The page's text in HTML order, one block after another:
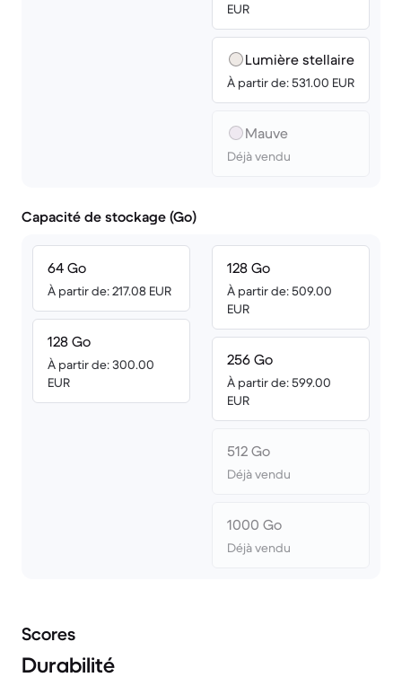
EUR
Lumière stellaire
À partir de: 531.00 EUR
Mauve
Déjà vendu
Capacité de stockage (Go)
64 Go
À partir de: 217.08 EUR
128 Go
À partir de: 300.00
EUR
128 Go
À partir de: 509.00
EUR
256 Go
À partir de: 599.00
EUR
512 Go
Déjà vendu
1000 Go
Déjà vendu
Scores
Durabilité